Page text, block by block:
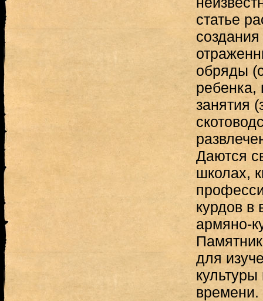
статье
обряды
ребенка,
занятия
Даются
школах,
курдов в
армяно-
для
культуры
времени.